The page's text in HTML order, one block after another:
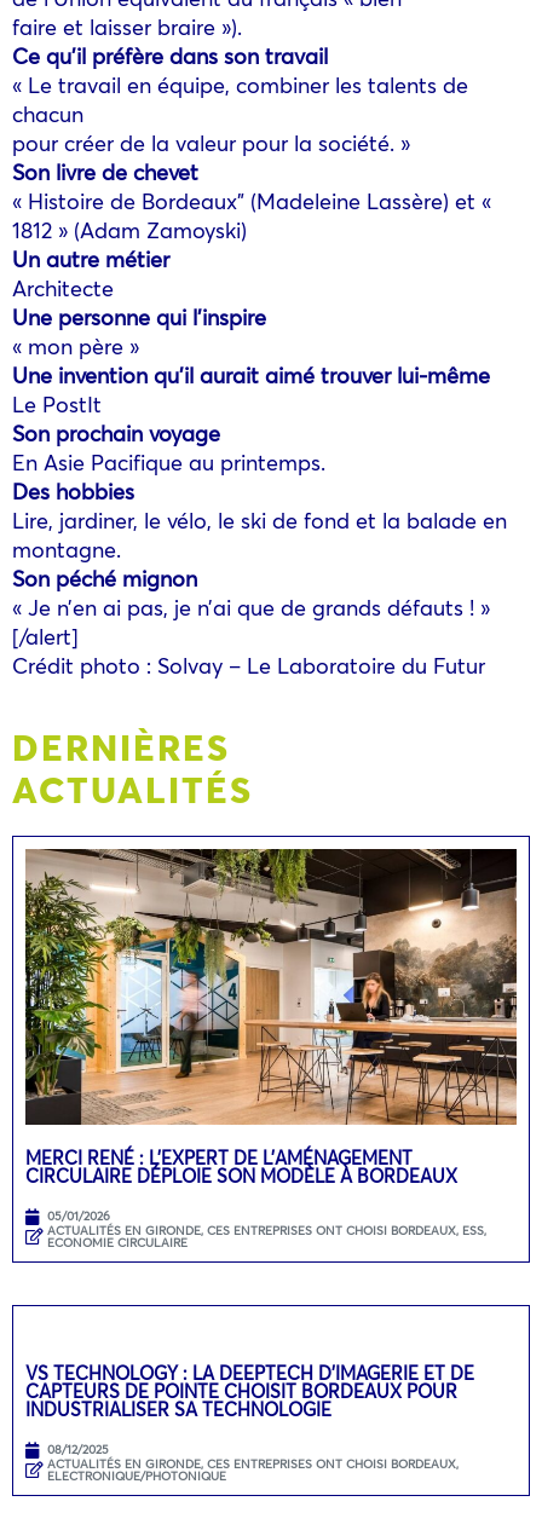
faire et laisser braire »).
Ce qu’il préfère dans son travail
« Le travail en équipe, combiner les talents de
chacun
pour créer de la valeur pour la société. »
Son livre de chevet
« Histoire de Bordeaux” (Madeleine Lassère) et «
1812 » (Adam Zamoyski)
Un autre métier
Architecte
Une personne qui l’inspire
« mon père »
Une invention qu’il aurait aimé trouver lui-même
Le PostIt
Son prochain voyage
En Asie Pacifique au printemps.
Des hobbies
Lire, jardiner, le vélo, le ski de fond et la balade en
montagne.
Son péché mignon
« Je n’en ai pas, je n’ai que de grands défauts ! »
[/alert]
Crédit photo : Solvay – Le Laboratoire du Futur
DERNIÈRES
ACTUALITÉS
MERCI RENÉ : L’EXPERT DE L’AMÉNAGEMENT
CIRCULAIRE DÉPLOIE SON MODÈLE À BORDEAUX
05/01/2026
ACTUALITÉS EN GIRONDE, CES ENTREPRISES ONT CHOISI BORDEAUX, ESS,
ECONOMIE CIRCULAIRE
VS TECHNOLOGY : LA DEEPTECH D’IMAGERIE ET DE
CAPTEURS DE POINTE CHOISIT BORDEAUX POUR
INDUSTRIALISER SA TECHNOLOGIE
08/12/2025
ACTUALITÉS EN GIRONDE, CES ENTREPRISES ONT CHOISI BORDEAUX,
ELECTRONIQUE/PHOTONIQUE